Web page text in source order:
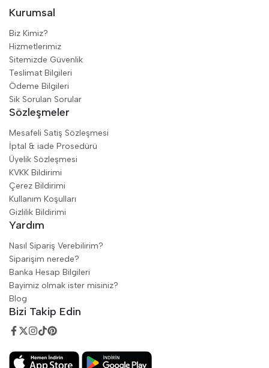
Kurumsal
Biz Kimiz?
Hizmetlerimiz
Sitemizde Güvenlik
Teslimat Bilgileri
Ödeme Bilgileri
Sik Sorulan Sorular
Sözleşmeler
Mesafeli Satiş Sözleşmesi
İptal & iade Prosedürü
Üyelik Sözleşmesi
KVKK Bildirimi
Çerez Bildirimi
Kullanım Koşulları
Gizlilik Bildirimi
Yardım
Nasıl Sipariş Verebilirim?
Siparişim nerede?
Banka Hesap Bilgileri
Bayimiz olmak ister misiniz?
Blog
Bizi Takip Edin